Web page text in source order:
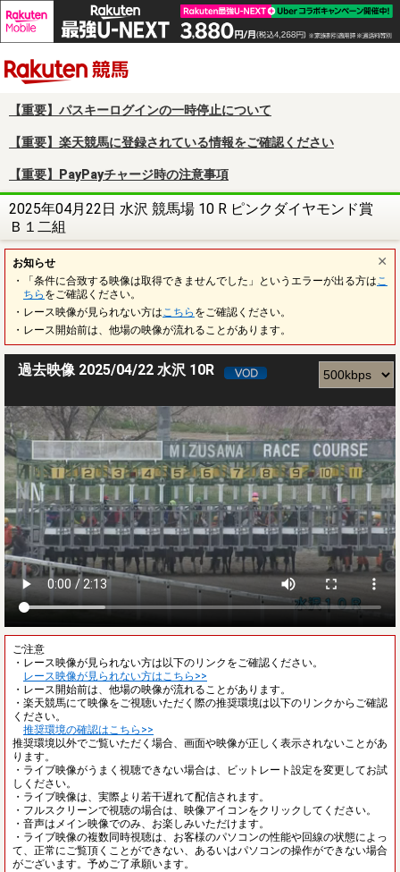
【重要】パスキーログインの一時停止について
【重要】楽天競馬に登録されている情報をご確認ください
【重要】PayPayチャージ時の注意事項
2025年04月22日 水沢 競馬場 10 R ピンクダイヤモンド賞
Ｂ１二組
お知らせ
・「条件に合致する映像は取得できませんでした」というエラーが出る方は こ
ちら をご確認ください。
・レース映像が見られない方は こちら をご確認ください。
・レース開始前は、他場の映像が流れることがあります。
過去映像 2025/04/22 水沢 10R
ご注意
・レース映像が見られない方は以下のリンクをご確認ください。
レース映像が見られない方はこちら>>
・レース開始前は、他場の映像が流れることがあります。
・楽天競馬にて映像をご視聴いただく際の推奨環境は以下のリンクからご確認
ください。
推奨環境の確認はこちら>>
推奨環境以外でご覧いただく場合、画面や映像が正しく表示されないことがあ
ります。
・ライブ映像がうまく視聴できない場合は、ビットレート設定を変更してお試
しください。
・ライブ映像は、実際より若干遅れて配信されます。
・フルスクリーンで視聴の場合は、映像アイコンをクリックしてください。
・音声はメイン映像でのみ、お楽しみいただけます。
・ライブ映像の複数同時視聴は、お客様のパソコンの性能や回線の状態によっ
て、正常にご覧頂くことができない、あるいはパソコンの操作ができない場合
がございます。予めご了承願います。